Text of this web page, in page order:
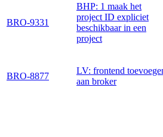
BRO-9331
BHP: 1 maak het
project ID expliciet
beschikbaar in een
project
BRO-8877
LV: frontend
aan broker